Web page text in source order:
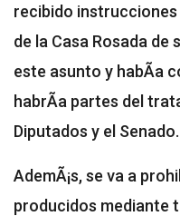
recibido
de la Casa Rosada de
este asunto y habÃ­a
habrÃ­a partes del
Diputados y el Senado.
AdemÃ¡s, se va a
producidos mediante